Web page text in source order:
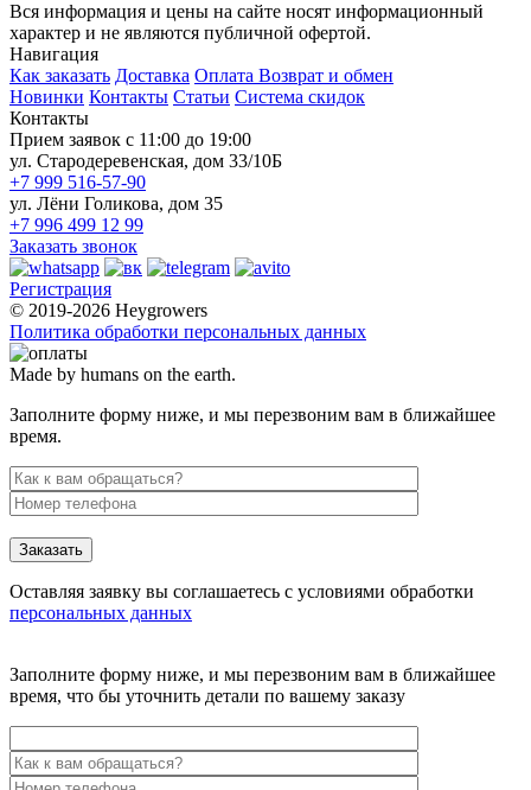
Вся информация и цены на сайте носят информационный
характер и не являются публичной офертой.
Навигация
Как заказать Доставка Оплата Возврат и обмен
Новинки Контакты Статьи Система скидок
Контакты
Прием заявок с 11:00 до 19:00
ул. Стародеревенская, дом 33/10Б
+7 999 516-57-90
ул. Лёни Голикова, дом 35
+7 996 499 12 99
Заказать звонок
Регистрация
© 2019-2026 Heygrowers
Политика обработки персональных данных
Made by humans on the earth.
Заполните форму ниже, и мы перезвоним вам в ближайшее
время.
Заказать
Оставляя заявку вы соглашаетесь с условиями обработки
персональных данных
Заполните форму ниже, и мы перезвоним вам в ближайшее
время, что бы уточнить детали по вашему заказу